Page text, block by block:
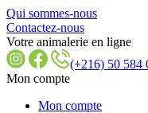
Qui sommes-nous
Contactez-nous
Votre animalerie en ligne
(+216) 50 584
Mon compte
Mon compte